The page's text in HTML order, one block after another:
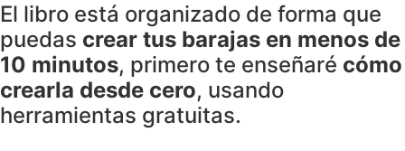
El libro está organizado de forma que
puedas crear tus barajas en menos de
10 minutos, primero te enseñaré cómo
crearla desde cero, usando
herramientas gratuitas.